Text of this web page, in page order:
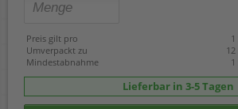
Preis gilt pro
1
Umverpackt zu
Mindestabnahme
1
Lieferbar in 3-5 Tagen